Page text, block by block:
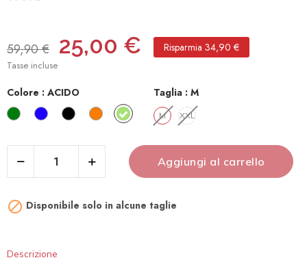
59,90 € 25,00 € Risparmia 34,90 €
Tasse incluse
Colore : ACIDO​
VERDEBLU NEROARANCIO​ACIDO​
Taglia : M​
M​ XXL​
Aggiungi al carrello
 Disponibile solo in alcune taglie
Descrizione